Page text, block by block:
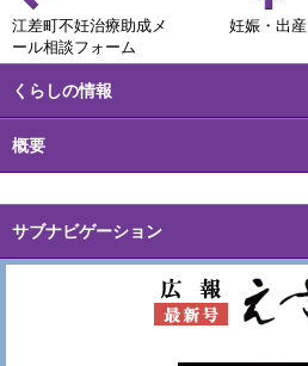
江差町不妊治療助成メ
ール相談フォーム
妊娠・出産
くらしの情報
概要
サブナビゲーション